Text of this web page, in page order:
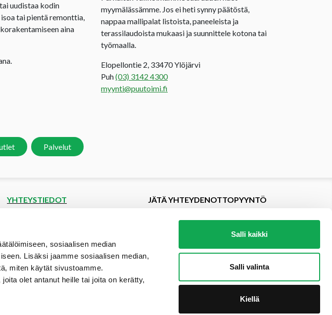
sosiaalisen median
Lisäksi jaamme sosiaalisen median,
miten käytät sivustoamme.
olet antanut heille tai joita on kerätty,
Salli kaikki
Salli valinta
Kiellä
uudistaa kodin
tai pientä remonttia,
aina
Palvelut
myymälässämme. Jos ei heti synny päätöstä,
nappaa mallipalat listoista, paneeleista ja
terassilaudoista mukaasi ja suunnittele kotona tai
työmaalla.
Elopellontie 2, 33470 Ylöjärvi
Puh(03) 3142 4300
myynti@puutoimi.fi
YHTEYSTIEDOT
Elopellontie 2, 33470 Ylöjärvi
Puh (03) 3142 4300 (vaihde)
myynti@puutoimi.fi
AVOINNA
JÄTÄ YHTEYDENOTTOPYYNTÖ